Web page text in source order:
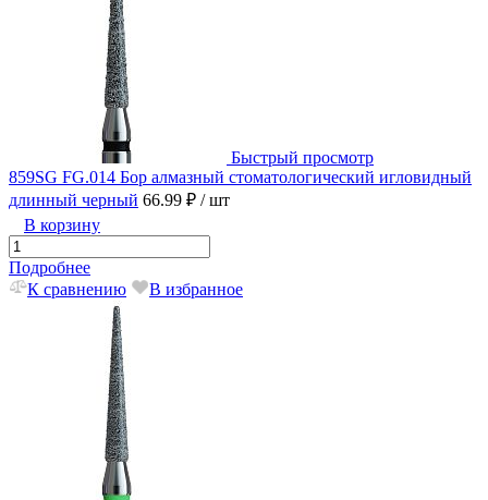
Быстрый просмотр
859SG FG.014 Бор алмазный стоматологический игловидный
длинный черный 66.99 ₽ / шт
В корзину
Подробнее
К сравнению
В избранное